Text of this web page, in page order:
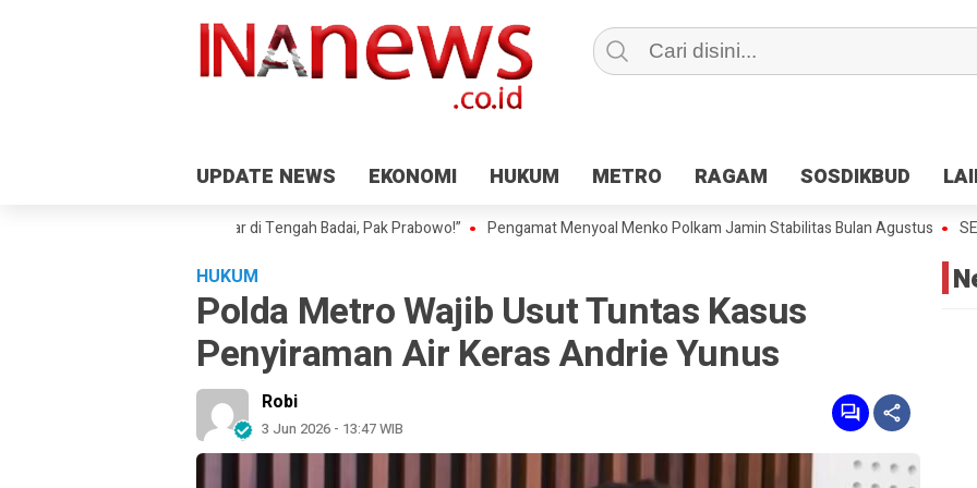
UPDATE NEWS EKONOMI HUKUM METRO RAGAM SOSDIKBUD
UPDATE NEWS EKONOMI HUKUM METRO RAGAM SOSDIKBUD
Didu: “Jangan Turunkan Layar di Tengah Badai, Pak Prabowo!” Pengamat Menyoal Menko Polkam Jamin Stabilitas Bulan Agustus
HUKUM
Polda Metro Wajib Usut Tuntas Kasus
Penyiraman Air Keras Andrie Yunus
Robi
3 Jun 2026 - 13:47 WIB